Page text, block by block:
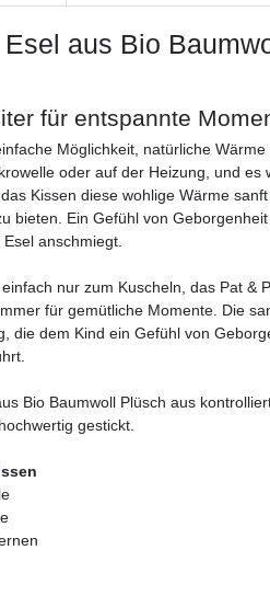
aus Bio
für entspannte
Möglichkeit, natürliche
oder auf der Heizung, und es
Kissen diese wohlige Wärme
bieten. Ein Gefühl von
anschmiegt.
nur zum Kuscheln, das Pat &
für gemütliche Momente. Die
die dem Kind ein Gefühl von
Bio Baumwoll Plüsch aus
gestickt.